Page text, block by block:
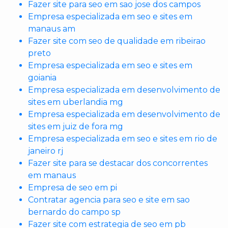
Fazer site para seo em sao jose dos campos
Empresa especializada em seo e sites em
manaus am
Fazer site com seo de qualidade em ribeirao
preto
Empresa especializada em seo e sites em
goiania
Empresa especializada em desenvolvimento de
sites em uberlandia mg
Empresa especializada em desenvolvimento de
sites em juiz de fora mg
Empresa especializada em seo e sites em rio de
janeiro rj
Fazer site para se destacar dos concorrentes
em manaus
Empresa de seo em pi
Contratar agencia para seo e site em sao
bernardo do campo sp
Fazer site com estrategia de seo em pb